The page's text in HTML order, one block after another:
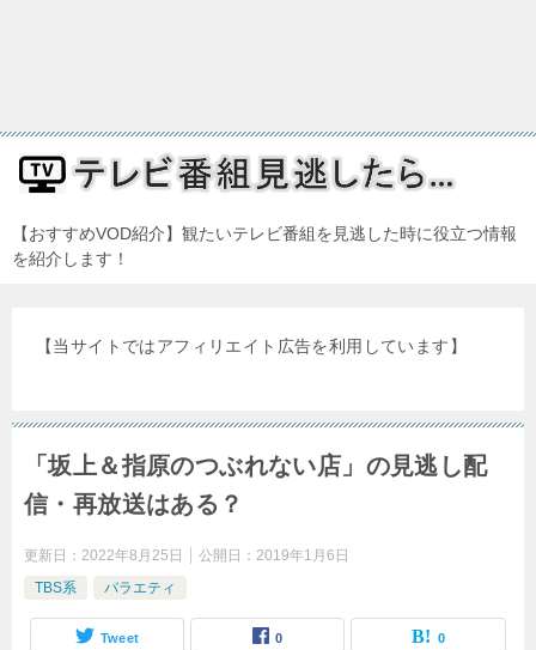
【おすすめVOD紹介】観たいテレビ番組を見逃した時に役立つ情報
を紹介します！
【当サイトではアフィリエイト広告を利用しています】
「坂上＆指原のつぶれない店」の見逃し配
信・再放送はある？
更新日： 2022年8月25日 公開日： 2019年1月6日
TBS系
バラエティ
Tweet 0 0